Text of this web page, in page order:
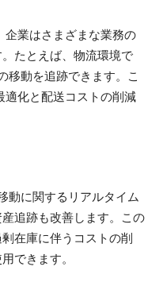
企業はさまざまな業務の
たとえば、物流環境で
移動を追跡できます。こ
適化と配送コストの削減
動に関するリアルタイム
追跡も改善します。この
在庫に伴うコストの削
できます。